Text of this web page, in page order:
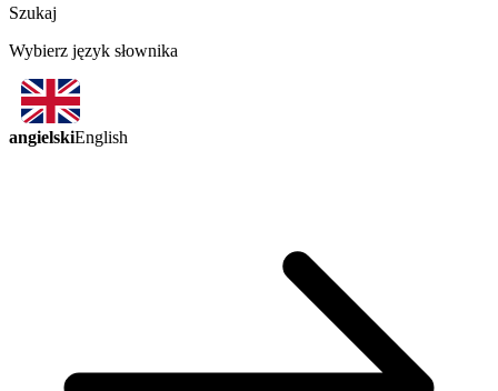
Szukaj
Wybierz język słownika
angielskiEnglish